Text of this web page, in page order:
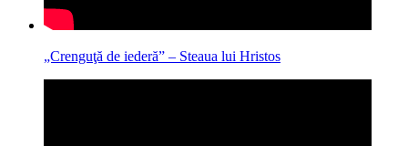
„Crenguţă de iederă” – Steaua lui Hristos